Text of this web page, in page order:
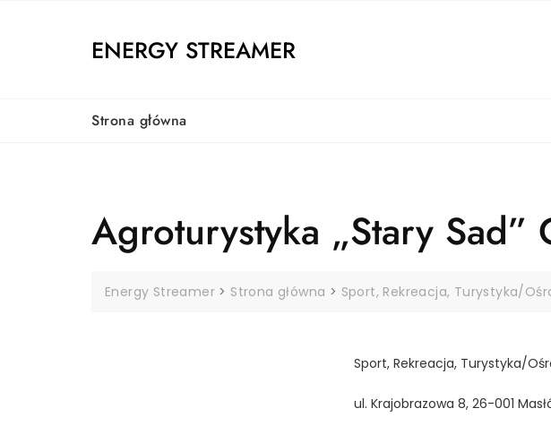
ENERGY STREAMER
Strona główna
Agroturystyka „Stary Sad”
Energy Streamer > Strona główna > Sport, Rekreacja, Turystyka/
Sport, Rekreacja, Turystyka/
ul. Krajobrazowa 8, 26-001